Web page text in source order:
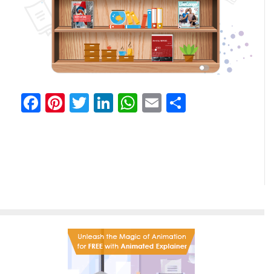
Facebook
Pinterest
Twitter
LinkedIn
WhatsApp
Email